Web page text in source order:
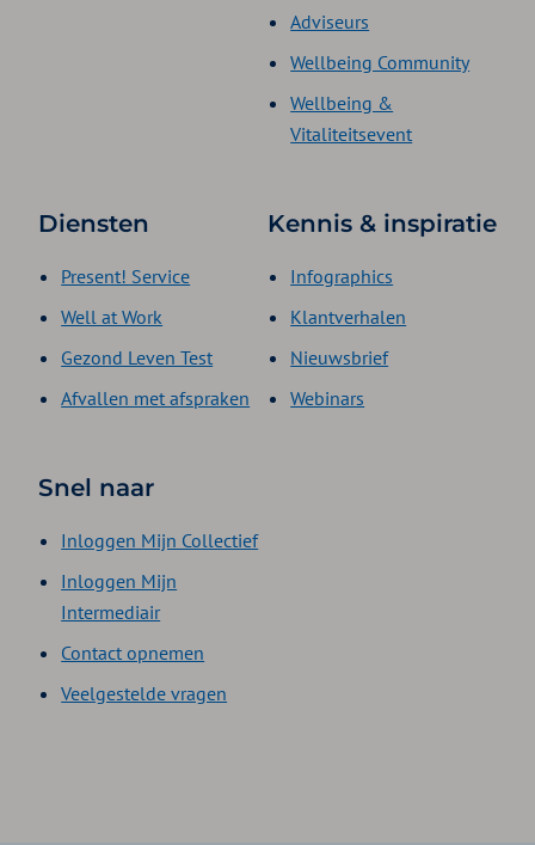
Adviseurs
Wellbeing Community
Wellbeing &
Vitaliteitsevent
Diensten
Present! Service
Well at Work
Gezond Leven Test
Afvallen met afspraken
Kennis & inspiratie
Infographics
Klantverhalen
Nieuwsbrief
Webinars
Snel naar
Inloggen Mijn Collectief
Inloggen Mijn
Intermediair
Contact opnemen
Veelgestelde vragen